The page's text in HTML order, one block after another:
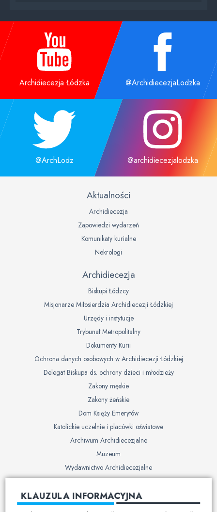
Archidiecezja Łódzka @ArchidiecezjaLodzka
@ArchLodz @archidiecezjalodzka
Aktualności
Archidiecezja
Zapowiedzi wydarzeń
Komunikaty kurialne
Nekrologi
Archidiecezja
Biskupi Łódzcy
Misjonarze Miłosierdzia Archidiecezji Łódzkiej
Urzędy i instytucje
Trybunał Metropolitalny
Dokumenty Kurii
Ochrona danych osobowych w Archidiecezji Łódzkiej
Delegat Biskupa ds. ochrony dzieci i młodzieży
Zakony męskie
Zakony żeńskie
Dom Księży Emerytów
Katolickie uczelnie i placówki oświatowe
Archiwum Archidiecezjalne
Muzeum
Wydawnictwo Archidiecezjalne
Cmentarze
Duszpasterstwo
KLAUZULA INFORMACYJNA